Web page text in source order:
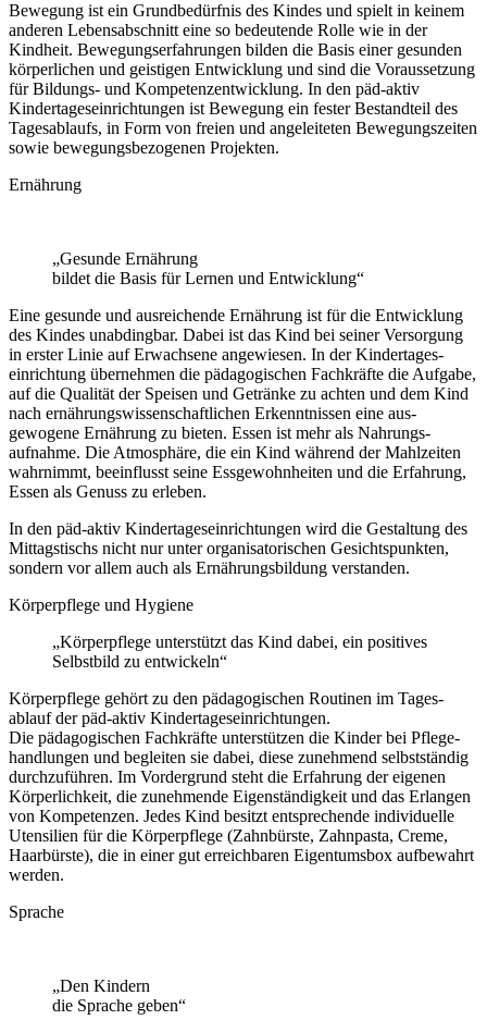
Bewegung ist ein Grundbedürfnis des Kindes und spielt in keinem
anderen Lebens­abschnitt eine so bedeutende Rolle wie in der
Kindheit. Bewegungs­erfahrungen bilden die Basis einer gesunden
körperlichen und geistigen Ent­wicklung und sind die Voraus­setzung
für Bildungs- und Kompetenzentwicklung. In den päd-aktiv
Kindertage­seinrichtungen ist Bewegung ein fester Bestandteil des
Tages­ablaufs, in Form von freien und ange­lei­teten Bewegungs­zeiten
sowie bewegungs­bezogenen Projekten.
Ernährung
„Gesunde Ernährung
bildet die Basis für Lernen und Entwicklung“
Eine gesunde und ausreichende Ernährung ist für die Ent­wicklung
des Kindes unab­dingbar. Dabei ist das Kind bei seiner Ver­sorgung
in erster Linie auf Erwachsene angewiesen. In der Kindertages­
einrichtung über­nehmen die pädagogischen Fach­kräfte die Aufgabe,
auf die Qualität der Speisen und Getränke zu achten und dem Kind
nach ernährungs­wissen­schaftlichen Erkennt­nissen eine aus­
gewogene Ernährung zu bieten. Essen ist mehr als Nahrungs­
aufnahme. Die Atmosphäre, die ein Kind während der Mahl­zeiten
wahrnimmt, beeinflusst seine Essgewohn­heiten und die Erfahrung,
Essen als Genuss zu erleben.
In den päd-aktiv Kindertages­einrichtungen wird die Gestaltung des
Mittags­tischs nicht nur unter organi­satorischen Gesicht­spunkten,
sondern vor allem auch als Ernährungs­bildung verstanden.
Körperpflege und Hygiene
„Körperpflege unterstützt das Kind dabei, ein positives
Selbstbild zu entwickeln“
Körperpflege gehört zu den pädagogischen Routinen im Tages­
ablauf der päd-aktiv Kindertage­seinrichtungen.
Die pädagogischen Fach­kräfte unter­stützen die Kinder bei Pflege­
hand­lungen und begleiten sie dabei, diese zunehmend selbst­ständig
durch­zuführen. Im Vorder­grund steht die Erfahr­ung der eigenen
Körperl­ichkeit, die zu­nehmende Eigen­ständig­keit und das Erlangen
von Kompetenzen. Jedes Kind besitzt ent­sprechende individuelle
Utensilien für die Körper­pflege (Zahnbürste, Zahnpasta, Creme,
Haarbürste), die in einer gut erreichbaren Eigentums­box aufbewahrt
werden.­
Sprache
„Den Kindern
die Sprache geben“